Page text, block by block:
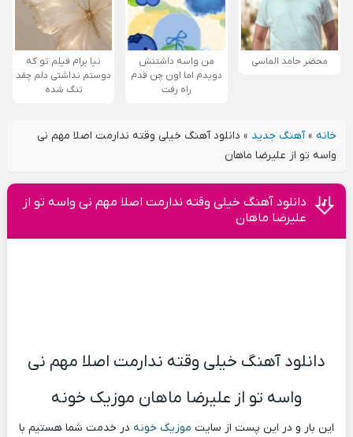
محضر حامد الماسی
من واسه داشتنش
دویدم اما اون چن قدم
راه رفت
نیا برام فیلم تو که
دوستم نداشتی دلم چقد
تنگ شده
خانه»آهنگ جدید » دانلود آهنگ خیلی وقته ندارمت اصلا مهم نی
واسه تو از علیرضا ماهان
دانلود آهنگ خیلی وقته ندارمت اصلا مهم نی واسه تو از
علیرضا ماهان
دانلود آهنگ خیلی وقته ندارمت اصلا مهم نی
واسه تو از علیرضا ماهان موزیک خونه
این بار و در این پست از سایت موزیک خونه در خدمت شما هستیم با